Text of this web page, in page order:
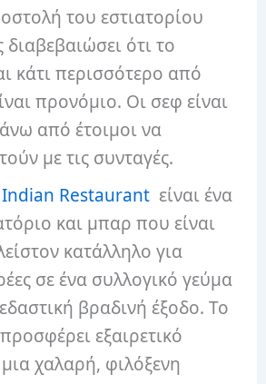
του εστιατορίου
διαβεβαιώσει ότι το
κάτι περισσότερο από
προνόμιο. Οι σεφ είναι
από έτοιμοι να
με τις συνταγές.
Restaurant είναι ένα
και μπαρ που είναι
κατάλληλο για
σε ένα συλλογικό γεύμα
βραδινή έξοδο. Το
εξαιρετικό
χαλαρή, φιλόξενη